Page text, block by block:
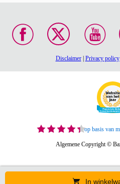
In
Disclaimer| Privacy policy
op basis van
Algemene Copyright ©